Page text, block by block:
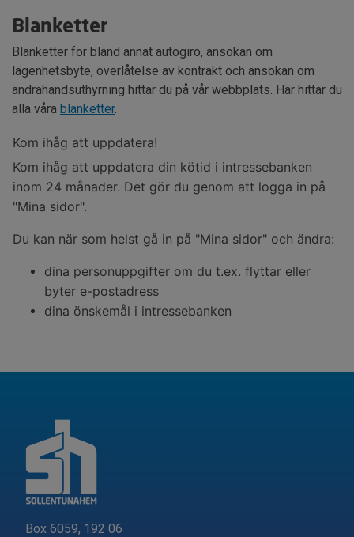
Blanketter
Blanketter för bland annat autogiro, ansökan om
lägenhetsbyte, överlåtelse av kontrakt och ansökan om
andrahandsuthyrning hittar du på vår webbplats. Här hittar du
alla våra blanketter.
Kom ihåg att uppdatera!
Kom ihåg att uppdatera din kötid i intressebanken
inom 24 månader. Det gör du genom att logga in på
"Mina sidor".
Du kan när som helst gå in på "Mina sidor" och ändra:
dina personuppgifter om du t.ex. flyttar eller
byter e-postadress
dina önskemål i intressebanken
Box 6059, 192 06